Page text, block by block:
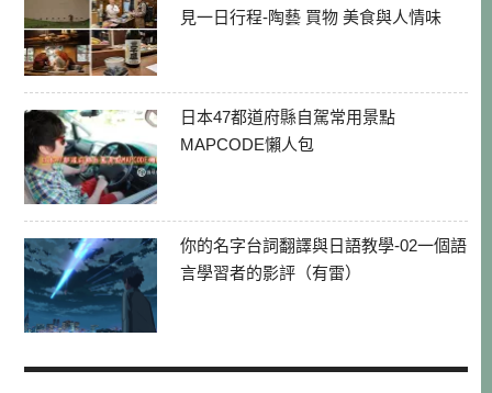
見一日行程-陶藝 買物 美食與人情味
日本47都道府縣自駕常用景點
MAPCODE懶人包
你的名字台詞翻譯與日語教學-02一個語
言學習者的影評（有雷）